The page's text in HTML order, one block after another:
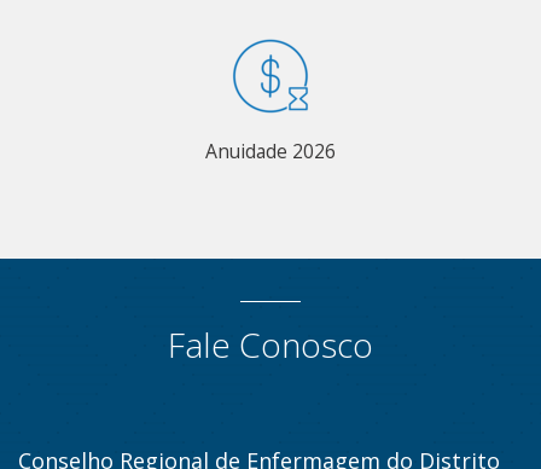
Anuidade 2026
Fale Conosco
Conselho Regional de Enfermagem do Distrito